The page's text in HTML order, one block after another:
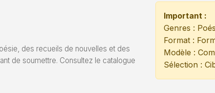
des recueils de nouvelles et des
de soumettre. Consultez le catalogue
Important :
Genres :
Format :
Modèle :
Sélection :